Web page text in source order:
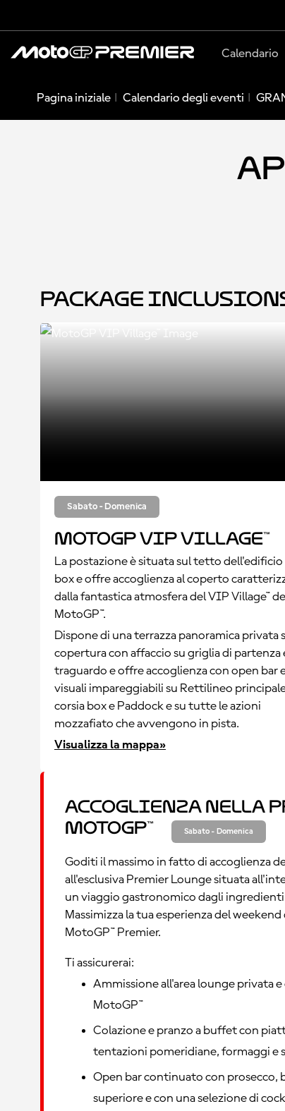
Calendario
Pagina iniziale Calendario degli eventi
Package
Sabato - Domenica
MotoGP VIP Village™
La postazione è situata sul tetto dell'edificio
box e offre accoglienza al coperto
dalla fantastica atmosfera del VIP Village™
MotoGP™.
Dispone di una terrazza panoramica privata
copertura con affaccio su griglia di partenza
traguardo e offre accoglienza con open bar
visuali impareggiabili su Rettilineo
corsia box e Paddock e su tutte le azioni
mozzafiato che avvengono in pista.
Visualizza la mappa»
Accoglienza nella
MotoGP™
Sabato - Domenica
Goditi il massimo in fatto di accoglienza
all'esclusiva Premier Lounge situata
un viaggio gastronomico dagli
Massimizza la tua esperienza del
MotoGP™ Premier.
Ti assicurerai:
Ammissione all'area lounge privata
MotoGP™
Colazione e pranzo a buffet con
tentazioni pomeridiane, formaggi e
Open bar continuato con prosecco,
superiore e con una selezione di